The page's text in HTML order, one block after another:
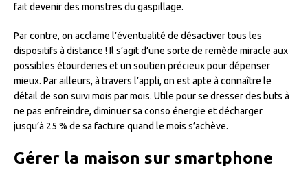
fait devenir des monstres du gaspillage.
Par contre, on acclame l’éventualité de désactiver tous les
dispositifs à distance ! Il s’agit d’une sorte de remède miracle aux
possibles étourderies et un soutien précieux pour dépenser
mieux. Par ailleurs, à travers l’appli, on est apte à connaître le
détail de son suivi mois par mois. Utile pour se dresser des buts à
ne pas enfreindre, diminuer sa conso énergie et décharger
jusqu’à 25 % de sa facture quand le mois s’achève.
Gérer la maison sur smartphone